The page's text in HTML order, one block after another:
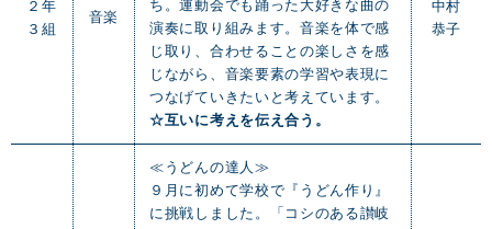
２年
３組
音楽
ち。運動会でも踊った大好きな曲の
演奏に取り組みます。音楽を体で感
じ取り、合わせることの楽しさを感
じながら、音楽要素の学習や表現に
つなげていきたいと考えています。
☆互いに考えを伝え合う。
中村
恭子
≪うどんの達人≫
９月に初めて学校で『うどん作り』
に挑戦しました。「コシのある讃岐